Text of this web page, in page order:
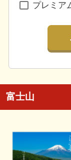
プレミア
富士山